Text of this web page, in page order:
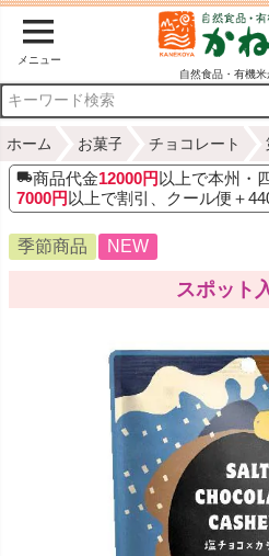
メニュー
自然食品・有機
ホーム お菓子 チョコレート
商品代金12000円 以上で本州・
7000円 以上で割引、クール便＋
季節商品 NEW
スポット